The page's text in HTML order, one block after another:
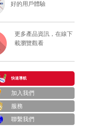
好的用戶體驗
更多產品資訊，在線下
載瀏覽觀看
快速導航
加入我們
服務
聯繫我們